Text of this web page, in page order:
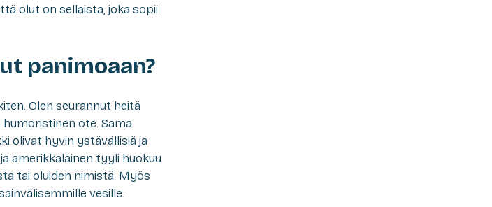
olut on sellaista, joka sopii
panimoaan?
Olen seurannut heitä
ote. Sama
olivat hyvin ystävällisiä ja
amerikkalainen tyyli huokuu
tai oluiden nimistä. Myös
vesille.